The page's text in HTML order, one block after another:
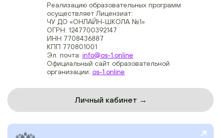
Реализацию образовательных программ
осуществляет Лицензиат:
ЧУ ДО «ОНЛАЙН-ШКОЛА №1»
ОГРН: 1247700392147
ИНН 7708436887
КПП 770801001
Эл. почта: info@os-1.online
Официальный сайт образовательной
организации: os-1.online
Личный кабинет →